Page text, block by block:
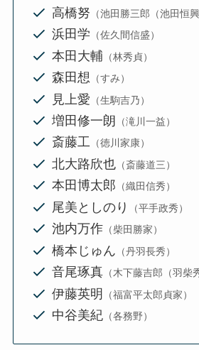
高橋努 （池田勝三郎（池田恒興
浜田学 （佐久間信盛）
本田大輔 （林秀貞）
森田想 （すみ）
見上愛 （生駒吉乃）
増田修一朗 （滝川一益）
斎藤工 （徳川家康）
北大路欣也（斎藤道三）
本田博太郎 （織田信秀）
尾美としのり （平手政秀）
池内万作（柴田勝家）
橋本じゅん （丹羽長秀）
音尾琢真（木下藤吉郎（羽柴
伊藤英明 （福富平太郎貞家）
中谷美紀（各務野）